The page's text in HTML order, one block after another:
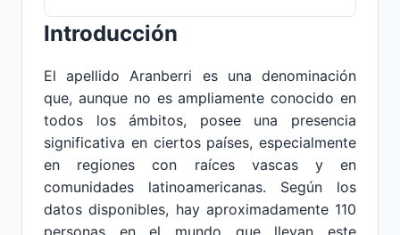
Introducción
El apellido Aranberri es una denominación
que, aunque no es ampliamente conocido en
todos los ámbitos, posee una presencia
significativa en ciertos países, especialmente
en regiones con raíces vascas y en
comunidades latinoamericanas. Según los
datos disponibles, hay aproximadamente 110
personas en el mundo que llevan este